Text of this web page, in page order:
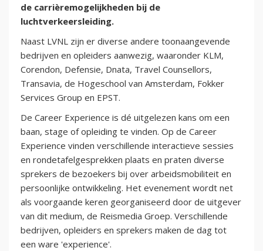
de carrièremogelijkheden bij de
luchtverkeersleiding.
Naast LVNL zijn er diverse andere toonaangevende
bedrijven en opleiders aanwezig, waaronder KLM,
Corendon, Defensie, Dnata, Travel Counsellors,
Transavia, de Hogeschool van Amsterdam, Fokker
Services Group en EPST.
De Career Experience is dé uitgelezen kans om een
baan, stage of opleiding te vinden. Op de Career
Experience vinden verschillende interactieve sessies
en rondetafelgesprekken plaats en praten diverse
sprekers de bezoekers bij over arbeidsmobiliteit en
persoonlijke ontwikkeling. Het evenement wordt net
als voorgaande keren georganiseerd door de uitgever
van dit medium, de Reismedia Groep. Verschillende
bedrijven, opleiders en sprekers maken de dag tot
een ware 'experience'.